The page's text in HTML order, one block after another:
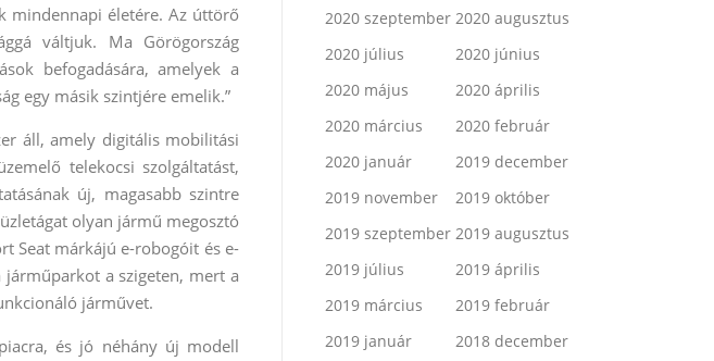
mindennapi életére. Az úttörő
váltjuk. Ma Görögország
befogadására, amelyek a
egy másik szintjére emelik.”
áll, amely digitális mobilitási
telekocsi szolgáltatást,
új, magasabb szintre
olyan jármű megosztó
Seat márkájú e-robogóit és e-
a szigeten, mert a
járművet.
és jó néhány új modell
2020 szeptember 2020 augusztus
2020 július
2020 június
2020 május
2020 április
2020 március
2020 február
2020 január
2019 december
2019 november
2019 október
2019 szeptember 2019 augusztus
2019 július
2019 április
2019 március
2019 február
2019 január
2018 december